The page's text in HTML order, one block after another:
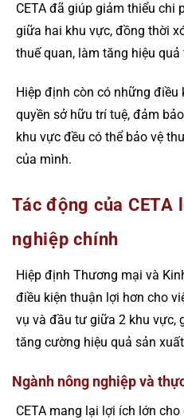
CETA đã giúp giảm thiểu chi
giữa hai khu vực, đồng thời
thuế quan, làm tăng hiệu
Hiệp định còn có những điều
quyền sở hữu trí tuệ, đảm
khu vực đều có thể bảo vệ
của mình.
Tác động của CETA
nghiệp chính
Hiệp định Thương mại và
điều kiện thuận lợi hơn cho
vụ và đầu tư giữa 2 khu vực,
tăng cường hiệu quả sản
Ngành nông nghiệp và
CETA mang lại lợi ích lớn